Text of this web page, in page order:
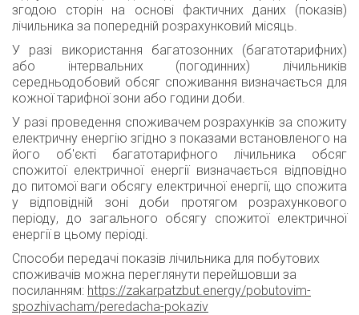
згодою сторін на основі фактичних даних (показів)
лічильника за попередній розрахунковий місяць.
У разі використання багатозонних (багатотарифних)
або інтервальних (погодинних) лічильників
середньодобовий обсяг споживання визначається для
кожної тарифної зони або години доби.
У разі проведення споживачем розрахунків за спожиту
електричну енергію згідно з показами встановленого на
його об'єкті багатотарифного лічильника обсяг
спожитої електричної енергії визначається відповідно
до питомої ваги обсягу електричної енергії, що спожита
у відповідній зоні доби протягом розрахункового
періоду, до загального обсягу спожитої електричної
енергії в цьому періоді.
Способи передачі показів лічильника для побутових
споживачів можна переглянути перейшовши за
посиланням: https://zakarpatzbut.energy/pobutovim-
spozhivacham/peredacha-pokaziv